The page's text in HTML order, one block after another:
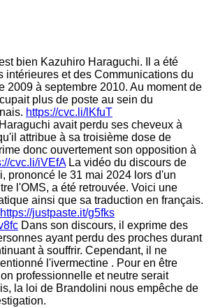
bien Kazuhiro Haraguchi. Il a été
intérieures et des Communications du
2009 à septembre 2010. Au moment de
plus de poste au sein du
https://cvc.li/lKfuT
Haraguchi avait perdu ses cheveux à
attribue à sa troisième dose de
donc ouvertement son opposition à
cvc.li/iVEfALa vidéo du discours de
prononcé le 31 mai 2024 lors d'un
l'OMS, a été retrouvée. Voici une
ainsi que sa traduction en français.
https://justpaste.it/g5fks
Dans son discours, il exprime des
ayant perdu des proches durant
à souffrir. Cependant, il ne
l'ivermectine . Pour en être
professionnelle et neutre serait
la loi de Brandolini nous empêche de